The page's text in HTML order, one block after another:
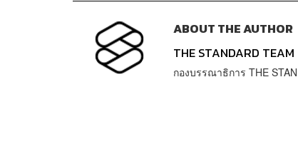
ABOUT THE AUTHOR
THE STANDARD TEAM
กองบรรณาธิการ THE